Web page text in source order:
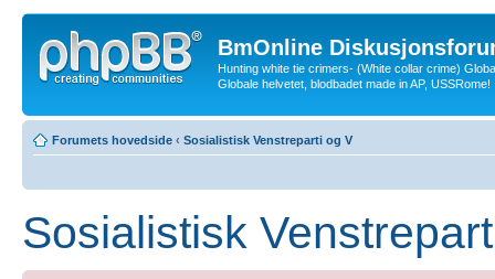
BmOnline
Hunting white tie crimers- (White collar crime)
Globale helvetet, blodbadet made in AP, USSRome!
Forumets hovedside ‹ Sosialistisk Venstreparti og V
Sosialistisk